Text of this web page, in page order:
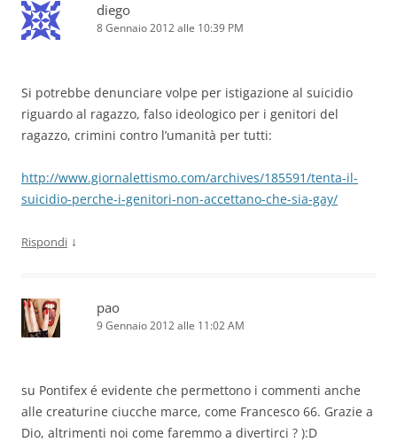
diego
8 Gennaio 2012 alle 10:39 PM
Si potrebbe denunciare volpe per istigazione al suicidio
riguardo al ragazzo, falso ideologico per i genitori del
ragazzo, crimini contro l’umanità per tutti:
http://www.giornalettismo.com/archives/185591/tenta-il-
suicidio-perche-i-genitori-non-accettano-che-sia-gay/
Rispondi ↓
pao
9 Gennaio 2012 alle 11:02 AM
su Pontifex é evidente che permettono i commenti anche
alle creaturine ciucche marce, come Francesco 66. Grazie a
Dio, altrimenti noi come faremmo a divertirci ? ):D